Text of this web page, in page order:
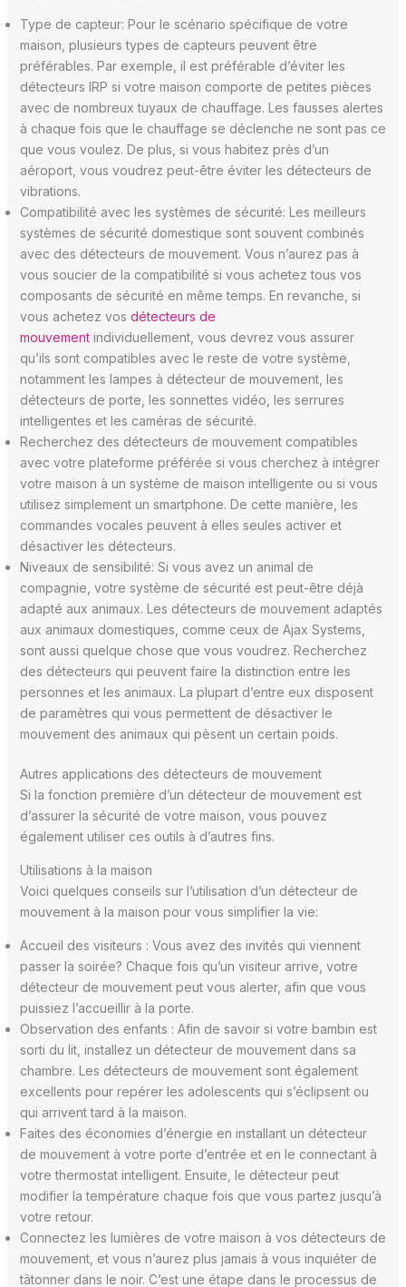
Type de capteur: Pour le scénario spécifique de votre
maison, plusieurs types de capteurs peuvent être
préférables. Par exemple, il est préférable d’éviter les
détecteurs IRP si votre maison comporte de petites pièces
avec de nombreux tuyaux de chauffage. Les fausses alertes
à chaque fois que le chauffage se déclenche ne sont pas ce
que vous voulez. De plus, si vous habitez près d’un
aéroport, vous voudrez peut-être éviter les détecteurs de
vibrations.
Compatibilité avec les systèmes de sécurité: Les meilleurs
systèmes de sécurité domestique sont souvent combinés
avec des détecteurs de mouvement. Vous n’aurez pas à
vous soucier de la compatibilité si vous achetez tous vos
composants de sécurité en même temps. En revanche, si
vous achetez vos détecteurs de
mouvementindividuellement, vous devrez vous assurer
qu’ils sont compatibles avec le reste de votre système,
notamment les lampes à détecteur de mouvement, les
détecteurs de porte, les sonnettes vidéo, les serrures
intelligentes et les caméras de sécurité.
Recherchez des détecteurs de mouvement compatibles
avec votre plateforme préférée si vous cherchez à intégrer
votre maison à un système de maison intelligente ou si vous
utilisez simplement un smartphone. De cette manière, les
commandes vocales peuvent à elles seules activer et
désactiver les détecteurs.
Niveaux de sensibilité: Si vous avez un animal de
compagnie, votre système de sécurité est peut-être déjà
adapté aux animaux. Les détecteurs de mouvement adaptés
aux animaux domestiques, comme ceux de Ajax Systems,
sont aussi quelque chose que vous voudrez. Recherchez
des détecteurs qui peuvent faire la distinction entre les
personnes et les animaux. La plupart d’entre eux disposent
de paramètres qui vous permettent de désactiver le
mouvement des animaux qui pèsent un certain poids.
Autres applications des détecteurs de mouvement
Si la fonction première d’un détecteur de mouvement est
d’assurer la sécurité de votre maison, vous pouvez
également utiliser ces outils à d’autres fins.
Utilisations à la maison
Voici quelques conseils sur l’utilisation d’un détecteur de
mouvement à la maison pour vous simplifier la vie:
Accueil des visiteurs : Vous avez des invités qui viennent
passer la soirée? Chaque fois qu’un visiteur arrive, votre
détecteur de mouvement peut vous alerter, afin que vous
puissiez l’accueillir à la porte.
Observation des enfants : Afin de savoir si votre bambin est
sorti du lit, installez un détecteur de mouvement dans sa
chambre. Les détecteurs de mouvement sont également
excellents pour repérer les adolescents qui s’éclipsent ou
qui arrivent tard à la maison.
Faites des économies d’énergie en installant un détecteur
de mouvement à votre porte d’entrée et en le connectant à
votre thermostat intelligent. Ensuite, le détecteur peut
modifier la température chaque fois que vous partez jusqu’à
votre retour.
Connectez les lumières de votre maison à vos détecteurs de
mouvement, et vous n’aurez plus jamais à vous inquiéter de
tâtonner dans le noir. C’est une étape dans le processus de